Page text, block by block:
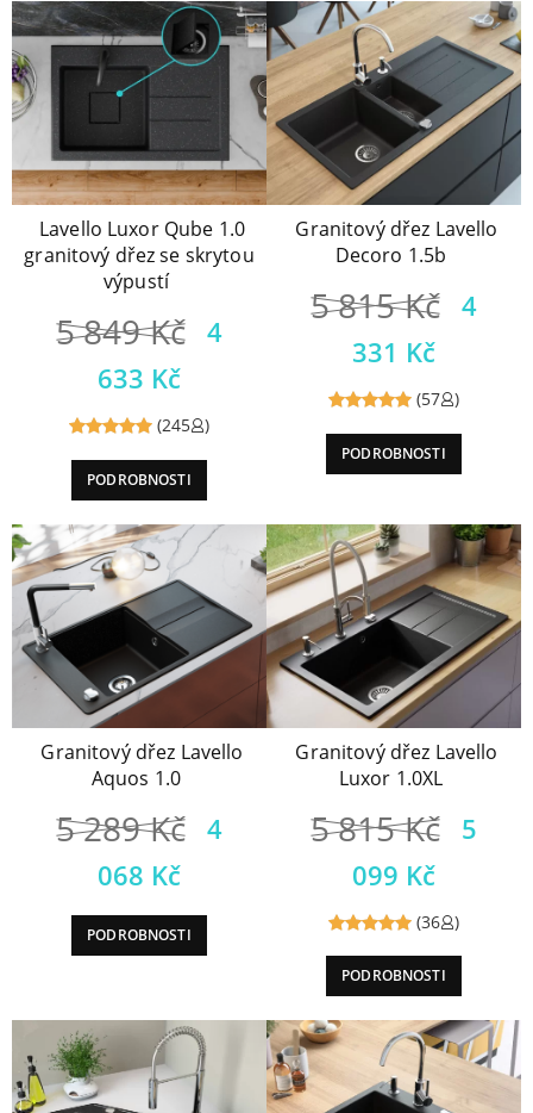
Lavello Luxor Qube 1.0
granitový dřez se skrytou
výpustí
5 849Kč
4
633 Kč
out of
(245 )
PODROBNOSTI
Granitový dřez Lavello
Decoro 1.5b
5 815Kč
4
331 Kč
out of
(57 )
PODROBNOSTI
Granitový dřez Lavello
Aquos 1.0
5 289Kč
4
068 Kč
PODROBNOSTI
Granitový dřez Lavello
Luxor 1.0XL
5 815Kč
5
099 Kč
out of
(36 )
PODROBNOSTI